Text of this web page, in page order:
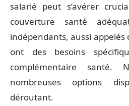
salarié peut s’avérer
couverture santé
indépendants, aussi appelés
ont des besoins
complémentaire santé.
nombreuses options
déroutant.